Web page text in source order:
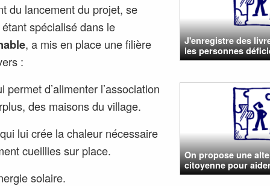
du lancement du projet, se
spécialisé dans le
, a mis en place une filière
:
permet d’alimenter l’association
des maisons du village.
lui crée la chaleur nécessaire
cueillies sur place.
solaire.
J'enregistre des
les personnes
On propose une
citoyenne pour